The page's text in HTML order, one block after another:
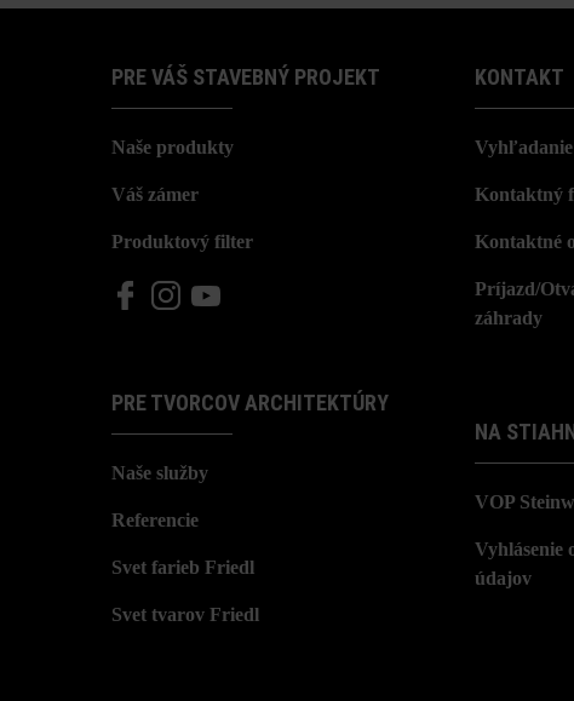
PRE VÁŠ STAVEBNÝ PROJEKT
Naše produkty
Váš zámer
Produktový filter
PRE TVORCOV ARCHITEKTÚRY
Naše služby
Referencie
Svet farieb Friedl
Svet tvarov Friedl
KONTAKT
Kontaktný
Kontaktné
Príjazd/
záhrady
NA
VOP
Vyhlásenie
údajov